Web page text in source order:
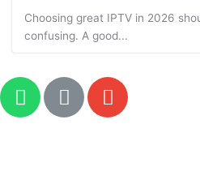
Choosing great IPTV in 2026
confusing. A good...
W
h
L
i
E
n